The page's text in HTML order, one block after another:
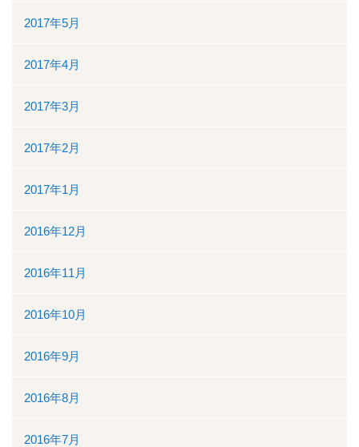
2017年5月
2017年4月
2017年3月
2017年2月
2017年1月
2016年12月
2016年11月
2016年10月
2016年9月
2016年8月
2016年7月